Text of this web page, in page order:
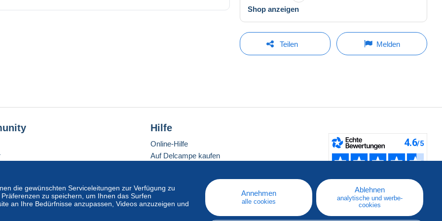
Shop anzeigen
Teilen Melden
die gewünschten Serviceleitungen zur Verfügung zu
zu speichern, um Ihnen das Surfen
an Ihre Bedürfnisse anzupassen, Videos anzuzeigen und
Annehmen
alle cookies
Ablehnen
analytische und werbe-
cookies
Hilfe
Online-Hilfe
Auf Delcampe kaufen
Eine sichere Website